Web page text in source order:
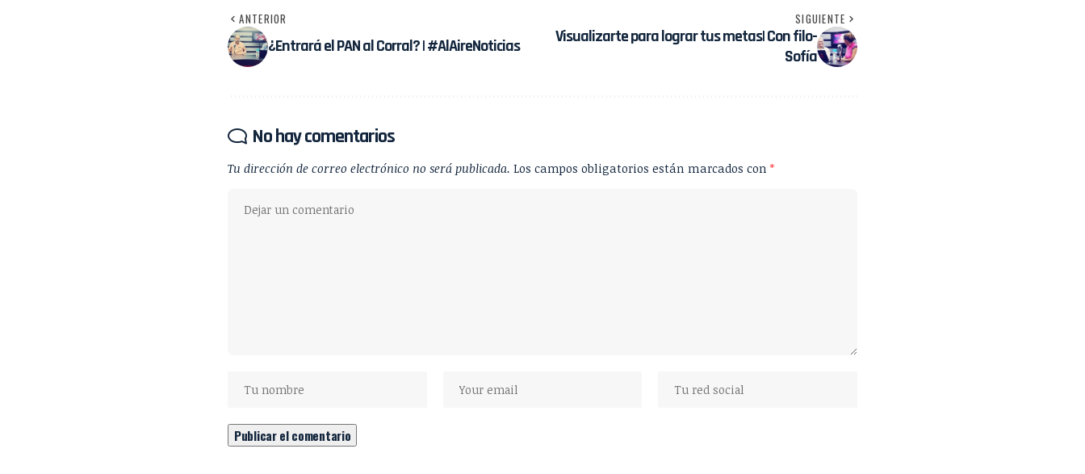
ANTERIOR
¿Entrará el PAN al Corral? | #AlAireNoticias
SIGUIENTE
Visualizarte para lograr tus metas| Con filo-
Sofía
No hay comentarios
Tu dirección de correo electrónico no será publicada. Los campos obligatorios están marcados con *